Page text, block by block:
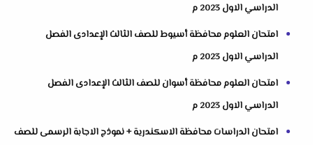
الدراسي الاول 2023 م
امتحان العلوم محافظة أسيوط للصف الثالث الإعدادى الفصل
الدراسي الاول 2023 م
امتحان العلوم محافظة أسوان للصف الثالث الإعدادى الفصل
الدراسي الاول 2023 م
امتحان الدراسات محافظة الاسكندرية + نموذج الاجابة الرسمى للصف